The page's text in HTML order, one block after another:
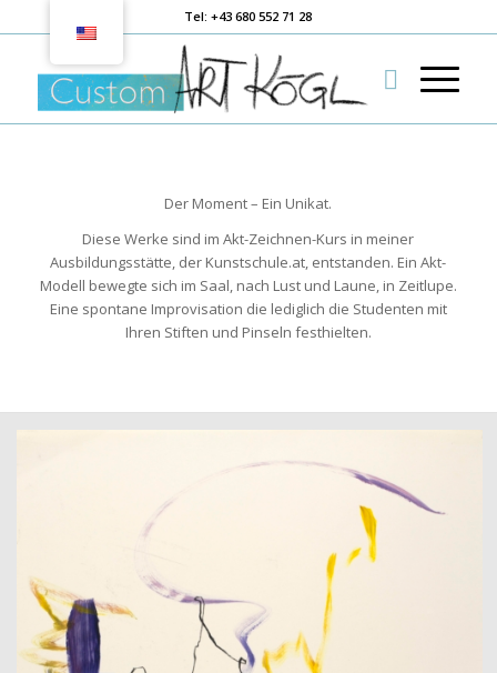
Tel: +43 680 552 71 28
Der Moment – Ein Unikat.
Diese Werke sind im Akt-Zeichnen-Kurs in meiner
Ausbildungsstätte, der Kunstschule.at, entstanden. Ein Akt-
Modell bewegte sich im Saal, nach Lust und Laune, in Zeitlupe.
Eine spontane Improvisation die lediglich die Studenten mit
Ihren Stiften und Pinseln festhielten.